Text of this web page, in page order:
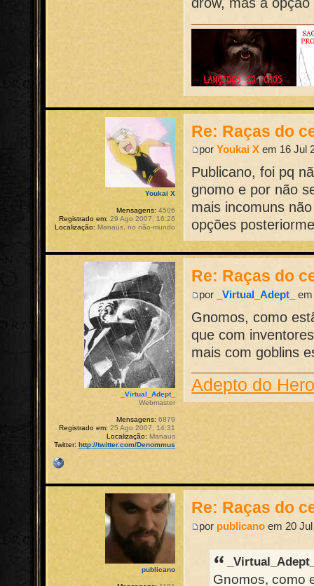
Re: Raças do
porYoukai X em 16 Jul
Publicano, foi pq
gnomo e por não
mais incomuns
opções
Youkai X
Mensagens: 4506
Registrado em: 29 Ago 2007, 16:26
Localização: Manaus, no não-mundo
Re: Raças do
por _Virtual_Adept_
Gnomos, como
que com
mais com goblins
Adepto do
_Virtual_Adept_
Webmaster
Mensagens: 6879
Registrado em: 25 Ago 2007, 14:31
Localização: Manaus
Twitter: http://twitter.com/Denommus
Re: Raças do
por publicano em 20
Gnomos, como
publicano